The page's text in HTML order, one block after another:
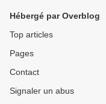
Hébergé par Overblog
Top articles
Pages
Contact
Signaler un abus